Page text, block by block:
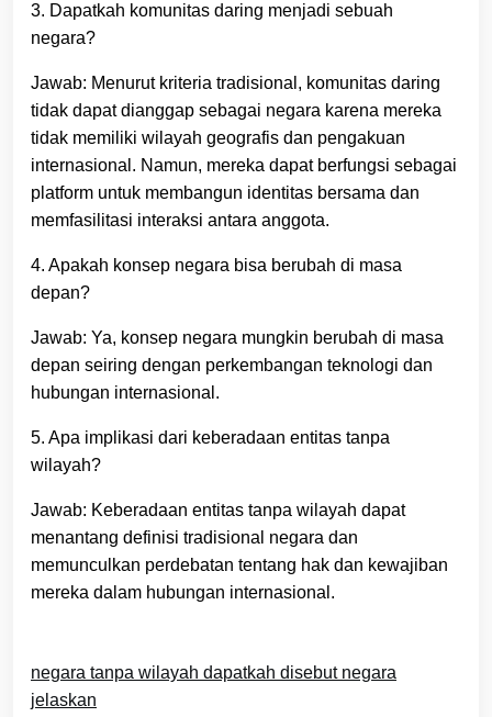
3. Dapatkah komunitas daring menjadi sebuah
negara?
Jawab: Menurut kriteria tradisional, komunitas daring
tidak dapat dianggap sebagai negara karena mereka
tidak memiliki wilayah geografis dan pengakuan
internasional. Namun, mereka dapat berfungsi sebagai
platform untuk membangun identitas bersama dan
memfasilitasi interaksi antara anggota.
4. Apakah konsep negara bisa berubah di masa
depan?
Jawab: Ya, konsep negara mungkin berubah di masa
depan seiring dengan perkembangan teknologi dan
hubungan internasional.
5. Apa implikasi dari keberadaan entitas tanpa
wilayah?
Jawab: Keberadaan entitas tanpa wilayah dapat
menantang definisi tradisional negara dan
memunculkan perdebatan tentang hak dan kewajiban
mereka dalam hubungan internasional.
negara tanpa wilayah dapatkah disebut negara
jelaskan